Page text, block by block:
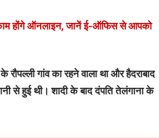
काम होंगे ऑनलाइन, जानें ई-ऑफिस से आपको
गांव का रहने वाला था और हैदराबाद
से हुई थी। शादी के बाद दंपति तेलंगाना के